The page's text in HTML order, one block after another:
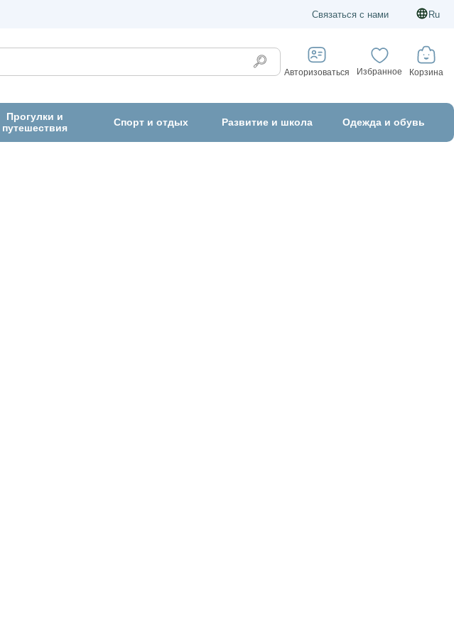
Связаться с нами Ru
Авторизоваться Избранное Корзина
Прогулки и
путешествия
Спорт и отдых Развитие и школа Одежда и обувь